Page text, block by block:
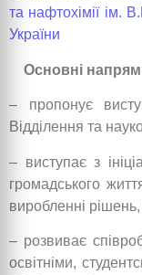
та нафтохiмiї ім.
України
Основні
– пропонує
Відділення та
– виступає з
громадського
виробленні
– розвиває
освітніми,